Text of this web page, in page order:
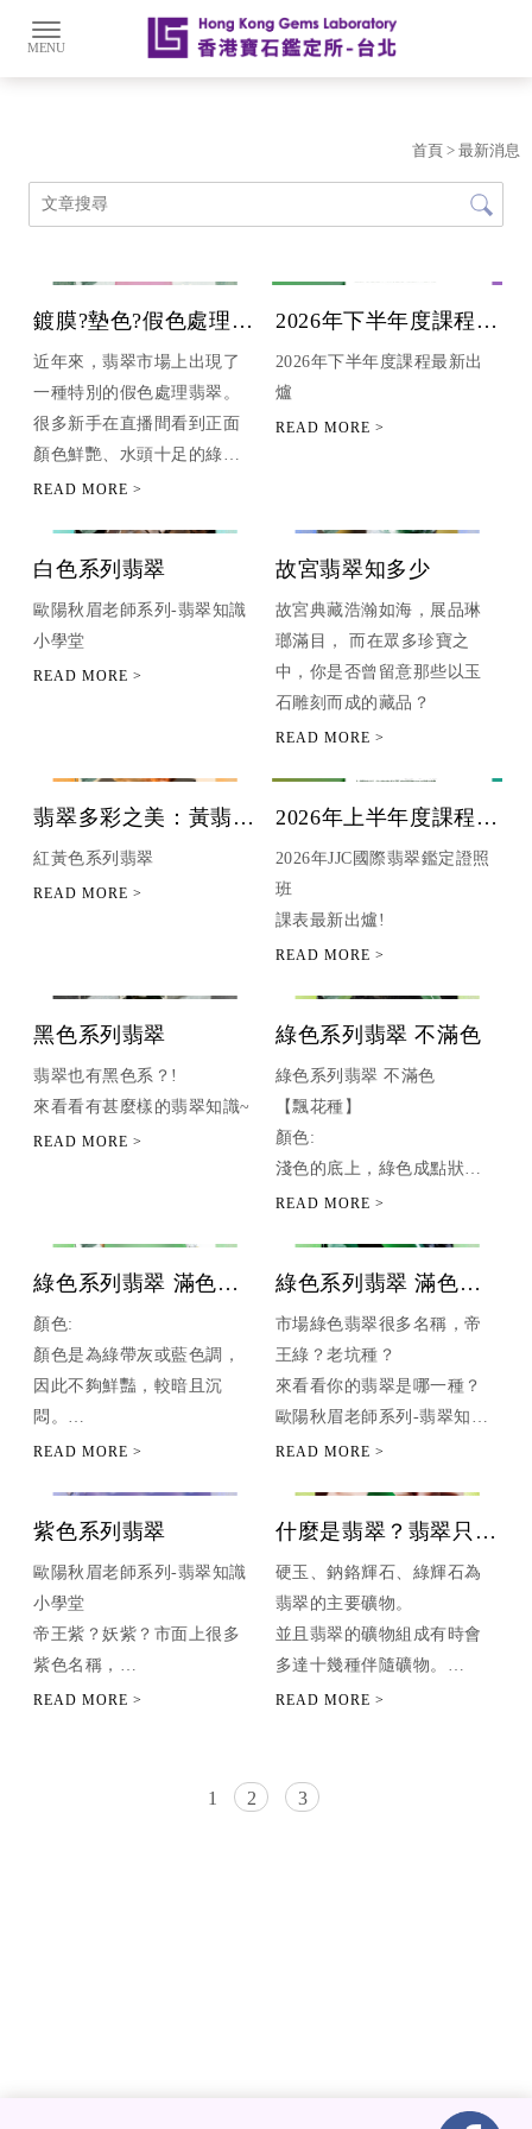
首頁 > 最新消息
鍍膜?墊色?假色處理翡
翠
近年來，翡翠市場上出現了
一種特別的假色處理翡翠。
很多新手在直播間看到正面
顏色鮮艷、水頭十足的綠色
或紫色戒指，漂亮卻總覺得
2026年下半年度課程最
新出爐 | 翡翠鑑定證照
班 | 台北翡翠鑑定證照
班 | 台中翡翠鑑定證照
班 | 高雄翡翠鑑定證照
2026年下半年度課程最新出
爐
白色系列翡翠
歐陽秋眉老師系列-翡翠知識
小學堂
故宮翡翠知多少
故宮典藏浩瀚如海，展品琳
瑯滿目， 而在眾多珍寶之
中，你是否曾留意那些以玉
石雕刻而成的藏品？
翡翠多彩之美：黃翡、
紅翡到福祿壽的色彩解
析
紅黃色系列翡翠
2026年上半年度課程最
新出爐 | 翡翠鑑定證照
班 | 台北翡翠鑑定證照
班 | 台中翡翠鑑定證照
班 | 高雄翡翠鑑定證照
班
2026年JJC國際翡翠鑑定證照
班
課表最新出爐!
黑色系列翡翠
翡翠也有黑色系？!
來看看有甚麼樣的翡翠知識~
綠色系列翡翠 不滿色
綠色系列翡翠 不滿色
【飄花種】
顏色:
淺色的底上，綠色成點狀分
布。
綠色系列翡翠 滿色
（下）
顏色:
顏色是為綠帶灰或藍色調，
因此不夠鮮豔，較暗且沉
悶。
含有綠輝石的硬玉。
綠色系列翡翠 滿色
（上）
市場綠色翡翠很多名稱，帝
王綠？老坑種？
來看看你的翡翠是哪一種？
歐陽秋眉老師系列-翡翠知識
小學堂
紫色系列翡翠
歐陽秋眉老師系列-翡翠知識
小學堂
帝王紫？妖紫？市面上很多
紫色名稱，
來看看最開始歐陽老師怎麼
什麼是翡翠？翡翠只有
硬玉？
硬玉、鈉鉻輝石、綠輝石為
翡翠的主要礦物。
並且翡翠的礦物組成有時會
多達十幾種伴隨礦物。
主要礦物的含量要超過本身
1 2 3